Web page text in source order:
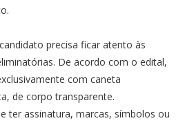
precisa ficar atento às
De acordo com o edital,
com caneta
de corpo transparente.
ter assinatura, marcas, símbolos ou